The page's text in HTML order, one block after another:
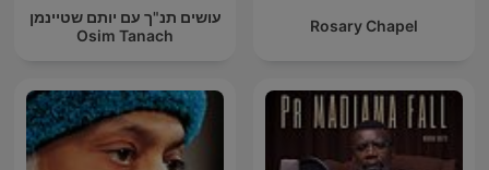
עושים תנ"ך עם יותם שטיינמן
Osim Tanach
Rosary Chapel